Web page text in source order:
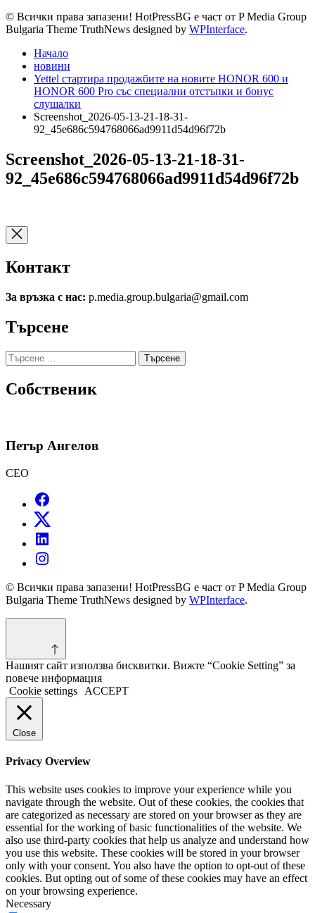
© Всички права запазени! HotPressBG е част от P Media Group
Bulgaria Theme TruthNews designed by WPInterface.
Начало
новини
Yettel стартира продажбите на новите HONOR 600 и
HONOR 600 Pro със специални отстъпки и бонус
слушалки
Screenshot_2026-05-13-21-18-31-
92_45e686c594768066ad9911d54d96f72b
Screenshot_2026-05-13-21-18-31-
92_45e686c594768066ad9911d54d96f72b
Контакт
За връзка с нас: p.media.group.bulgaria@gmail.com
Търсене
Търсене
за:
Собственик
Петър Ангелов
CEO
© Всички права запазени! HotPressBG е част от P Media Group
Bulgaria Theme TruthNews designed by WPInterface.
Нашият сайт използва бисквитки. Вижте “Cookie Setting” за
повече информация
Cookie settings
ACCEPT
Close
Privacy Overview
This website uses cookies to improve your experience while you
navigate through the website. Out of these cookies, the cookies that
are categorized as necessary are stored on your browser as they are
essential for the working of basic functionalities of the website. We
also use third-party cookies that help us analyze and understand how
you use this website. These cookies will be stored in your browser
only with your consent. You also have the option to opt-out of these
cookies. But opting out of some of these cookies may have an effect
on your browsing experience.
Necessary